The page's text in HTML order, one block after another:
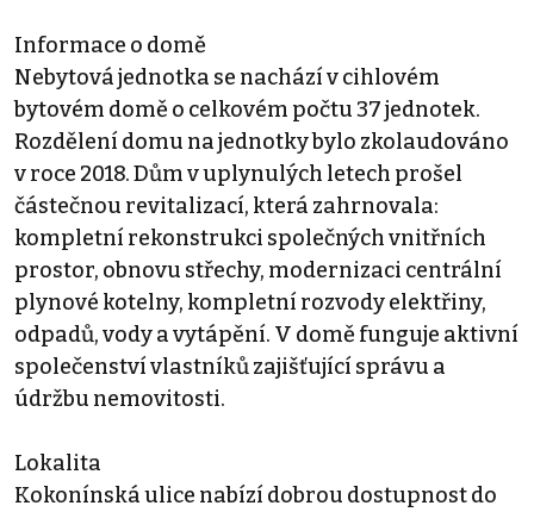
Informace o domě
Nebytová jednotka se nachází v cihlovém
bytovém domě o celkovém počtu 37 jednotek.
Rozdělení domu na jednotky bylo zkolaudováno
v roce 2018. Dům v uplynulých letech prošel
částečnou revitalizací, která zahrnovala:
kompletní rekonstrukci společných vnitřních
prostor, obnovu střechy, modernizaci centrální
plynové kotelny, kompletní rozvody elektřiny,
odpadů, vody a vytápění. V domě funguje aktivní
společenství vlastníků zajišťující správu a
údržbu nemovitosti.
Lokalita
Kokonínská ulice nabízí dobrou dostupnost do